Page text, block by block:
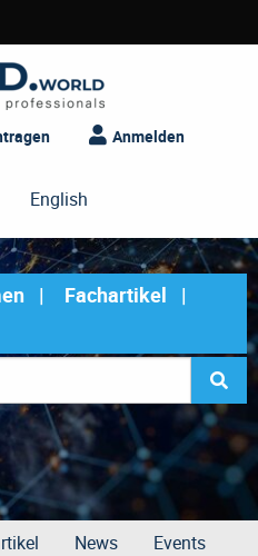
Anmelden
English
Fachartikel
News Events